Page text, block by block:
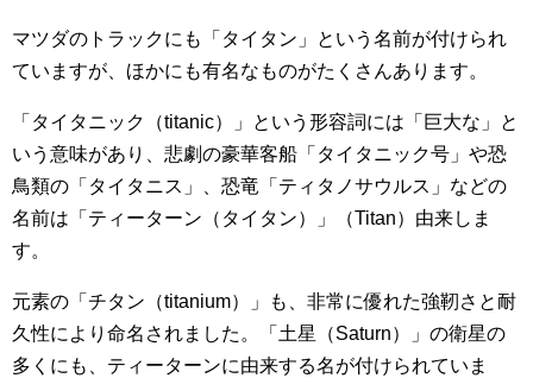
マツダのトラックにも「タイタン」という名前が付けられ
ていますが、ほかにも有名なものがたくさんあります。
「タイタニック（titanic）」という形容詞には「巨大な」と
いう意味があり、悲劇の豪華客船「タイタニック号」や恐
鳥類の「タイタニス」、恐竜「ティタノサウルス」などの
名前は「ティーターン（タイタン）」（Titan）由来しま
す。
元素の「チタン（titanium）」も、非常に優れた強靭さと耐
久性により命名されました。「土星（Saturn）」の衛星の
多くにも、ティーターンに由来する名が付けられていま